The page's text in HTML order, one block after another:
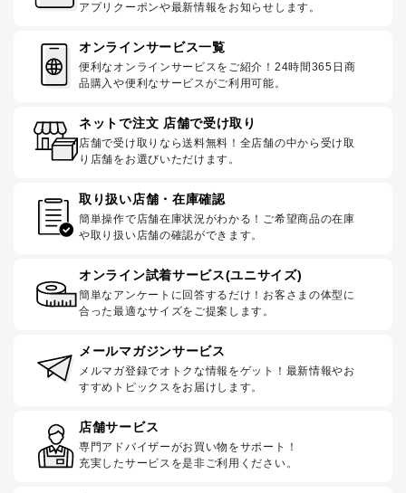
アプリクーポンや最新情報をお知らせします。
オンラインサービス一覧
便利なオンラインサービスをご紹介！24時間365日商
品購入や便利なサービスがご利用可能。
ネットで注文 店舗で受け取り
店舗で受け取りなら送料無料！全店舗の中から受け取
り店舗をお選びいただけます。
取り扱い店舗・在庫確認
簡単操作で店舗在庫状況がわかる！ご希望商品の在庫
や取り扱い店舗の確認ができます。
オンライン試着サービス(ユニサイズ)
簡単なアンケートに回答するだけ！お客さまの体型に
合った最適なサイズをご提案します。
メールマガジンサービス
メルマガ登録でオトクな情報をゲット！最新情報やお
すすめトピックスをお届けします。
店舗サービス
専門アドバイザーがお買い物をサポート！
充実したサービスを是非ご利用ください。